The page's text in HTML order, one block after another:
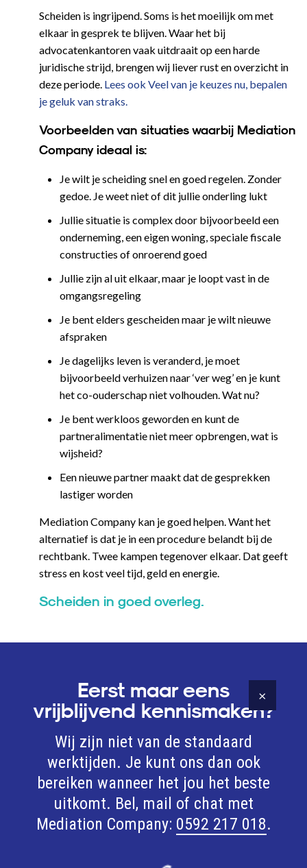
Scheiden is ingrijpend. Soms is het moeilijk om met
elkaar in gesprek te blijven. Waar het bij
advocatenkantoren vaak uitdraait op een harde
juridische strijd, brengen wij liever rust en overzicht in
deze periode. Lees ook Veel van je keuzes nu, bepalen
je geluk van straks.
Voorbeelden van situaties waarbij Mediation
Company ideaal is:
Je wilt je scheiding snel en goed regelen. Zonder
gedoe. Je weet niet of dit jullie onderling lukt
Jullie situatie is complex door bijvoorbeeld een
onderneming, een eigen woning, speciale fiscale
constructies of onroerend goed
Jullie zijn al uit elkaar, maar je loopt vast in de
omgangsregeling
Je bent elders gescheiden maar je wilt nieuwe
afspraken
Je dagelijks leven is veranderd, je moet
bijvoorbeeld verhuizen naar ‘ver weg’ en je kunt
het co-ouderschap niet volhouden. Wat nu?
Je bent werkloos geworden en kunt de
partneralimentatie niet meer opbrengen, wat is
wijsheid?
Een nieuwe partner maakt dat de gesprekken
lastiger worden
Mediation Company kan je goed helpen. Want het
alternatief is dat je in een procedure belandt bij de
rechtbank. Twee kampen tegenover elkaar. Dat geeft
stress en kost veel tijd, geld en energie.
Scheiden in goed overleg.
Eerst maar eens
vrijblijvend kennismaken?
Wij zijn niet van de standaard
werktijden. Je kunt ons dan ook
bereiken wanneer het jou het beste
uitkomt. Bel, mail of chat met
Mediation Company: 0592 217 018.
×